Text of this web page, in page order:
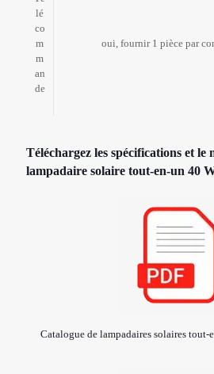
lé
co
m
m
an
de
oui, fournir 1 pièce par
Téléchargez les spécifications et le
lampadaire solaire tout-en-un 40
Catalogue de lampadaires solaires